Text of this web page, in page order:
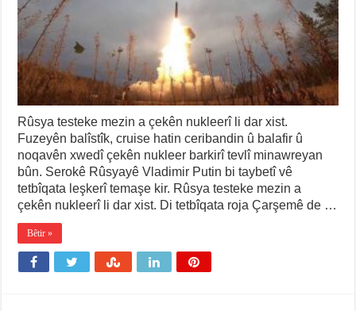
Rûsya testeke mezin a çekên nukleerî li dar xist.
Fuzeyên balîstîk, cruise hatin ceribandin û balafir û
noqavên xwedî çekên nukleer barkirî tevlî minawreyan
bûn. Serokê Rûsyayê Vladimir Putin bi taybetî vê
tetbîqata leşkerî temaşe kir. Rûsya testeke mezin a
çekên nukleerî li dar xist. Di tetbîqata roja Çarşemê de …
Bêtir »